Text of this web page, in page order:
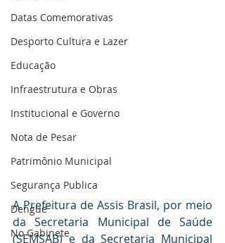
Datas Comemorativas
Desporto Cultura e Lazer
Educação
Infraestrutura e Obras
Institucional e Governo
Nota de Pesar
Patrimônio Municipal
Segurança Publica
Dengue
No Gabinete
A Prefeitura de Assis Brasil, por meio
da Secretaria Municipal de Saúde
(SEMSAB) e da Secretaria Municipal